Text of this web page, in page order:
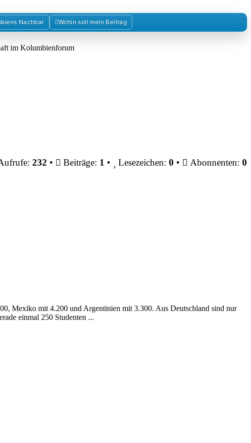
im Kolumbienforum
Nachbar Wohin soll mein Beitrag
232 • Beiträge: 1 • Lesezeichen: 0 • Abonnenten: 0
Mexiko mit 4.200 und Argentinien mit 3.300. Aus Deutschland sind nur
einmal 250 Studenten ...